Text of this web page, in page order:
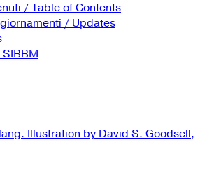
la scuola
/ Table of Contents
/ Updates